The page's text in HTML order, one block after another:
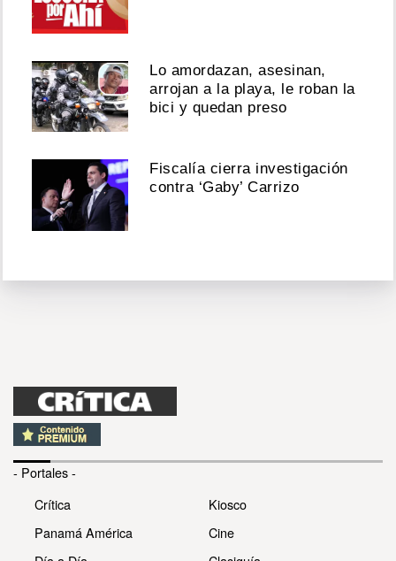
Lo amordazan, asesinan,
arrojan a la playa, le roban la
bici y quedan preso
Fiscalía cierra investigación
contra ‘Gaby’ Carrizo
- Portales -
Crítica
Panamá América
Kiosco
Cine